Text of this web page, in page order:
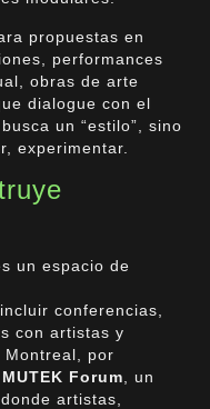
propuestas en
performances
obras de arte
dialogue con el
un “estilo”, sino
experimentar.
un espacio de
conferencias,
con artistas y
Montreal, por
MUTEK Forum , un
artistas,